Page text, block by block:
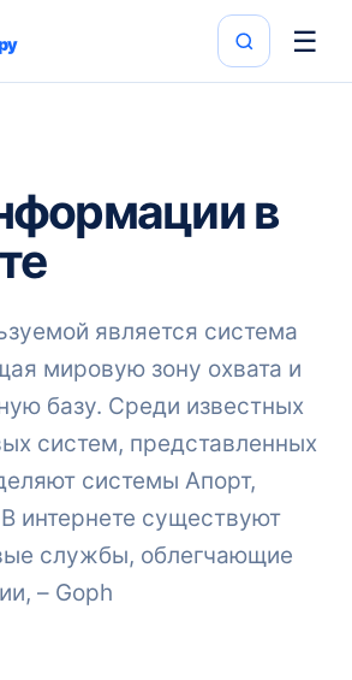
☰
в
является система
мировую зону охвата и
базу. Среди известных
систем, представленных
системы Апорт,
интернете существуют
службы, облегчающие
– Goph